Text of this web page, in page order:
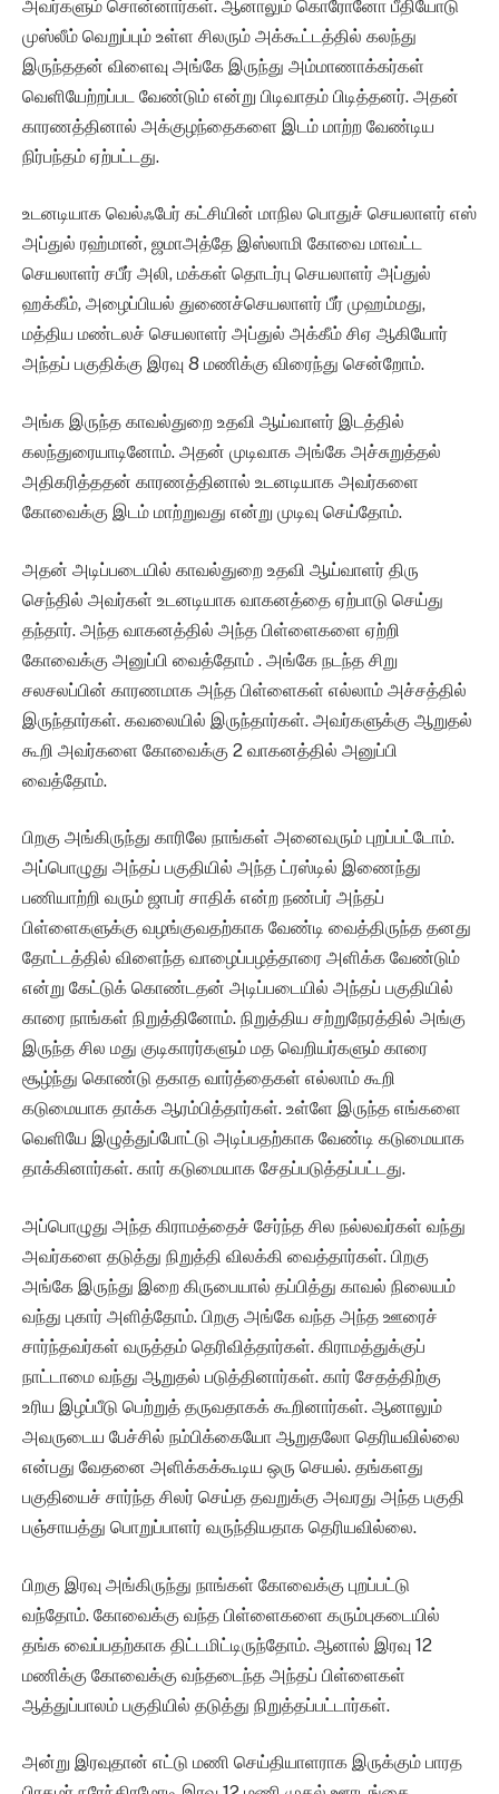
அவர்களும் சொன்னார்கள். ஆனாலும் கொரோனோ பீதியோடு
முஸ்லீம் வெறுப்பும் உள்ள சிலரும் அக்கூட்டத்தில் கலந்து
இருந்ததன் விளைவு அங்கே இருந்து அம்மாணாக்கர்கள்
வெளியேற்றப்பட வேண்டும் என்று பிடிவாதம் பிடித்தனர். அதன்
காரணத்தினால் அக்குழந்தைகளை இடம் மாற்ற வேண்டிய
நிர்பந்தம் ஏற்பட்டது.
உடனடியாக வெல்ஃபேர் கட்சியின் மாநில பொதுச் செயலாளர் எஸ்
அப்துல் ரஹ்மான், ஜமாஅத்தே இஸ்லாமி கோவை மாவட்ட
செயலாளர் சபீர் அலி, மக்கள் தொடர்பு செயலாளர் அப்துல்
ஹக்கீம், அழைப்பியல் துணைச்செயலாளர் பீர் முஹம்மது,
மத்திய மண்டலச் செயலாளர் அப்துல் அக்கீம் சிஏ ஆகியோர்
அந்தப் பகுதிக்கு இரவு 8 மணிக்கு விரைந்து சென்றோம்.
அங்க இருந்த காவல்துறை உதவி ஆய்வாளர் இடத்தில்
கலந்துரையாடினோம். அதன் முடிவாக அங்கே அச்சுறுத்தல்
அதிகரித்ததன் காரணத்தினால் உடனடியாக அவர்களை
கோவைக்கு இடம் மாற்றுவது என்று முடிவு செய்தோம்.
அதன் அடிப்படையில் காவல்துறை உதவி ஆய்வாளர் திரு
செந்தில் அவர்கள் உடனடியாக வாகனத்தை ஏற்பாடு செய்து
தந்தார். அந்த வாகனத்தில் அந்த பிள்ளைகளை ஏற்றி
கோவைக்கு அனுப்பி வைத்தோம் . அங்கே நடந்த சிறு
சலசலப்பின் காரணமாக அந்த பிள்ளைகள் எல்லாம் அச்சத்தில்
இருந்தார்கள். கவலையில் இருந்தார்கள். அவர்களுக்கு ஆறுதல்
கூறி அவர்களை கோவைக்கு 2 வாகனத்தில் அனுப்பி
வைத்தோம்.
பிறகு அங்கிருந்து காரிலே நாங்கள் அனைவரும் புறப்பட்டோம்.
அப்பொழுது அந்தப் பகுதியில் அந்த ட்ரஸ்டில் இணைந்து
பணியாற்றி வரும் ஜாபர் சாதிக் என்ற நண்பர் அந்தப்
பிள்ளைகளுக்கு வழங்குவதற்காக வேண்டி வைத்திருந்த தனது
தோட்டத்தில் விளைந்த வாழைப்பழத்தாரை அளிக்க வேண்டும்
என்று கேட்டுக் கொண்டதன் அடிப்படையில் அந்தப் பகுதியில்
காரை நாங்கள் நிறுத்தினோம். நிறுத்திய சற்றுநேரத்தில் அங்கு
இருந்த சில மது குடிகாரர்களும் மத வெறியர்களும் காரை
சூழ்ந்து கொண்டு தகாத வார்த்தைகள் எல்லாம் கூறி
கடுமையாக தாக்க ஆரம்பித்தார்கள். உள்ளே இருந்த எங்களை
வெளியே இழுத்துப்போட்டு அடிப்பதற்காக வேண்டி கடுமையாக
தாக்கினார்கள். கார் கடுமையாக சேதப்படுத்தப்பட்டது.
அப்பொழுது அந்த கிராமத்தைச் சேர்ந்த சில நல்லவர்கள் வந்து
அவர்களை தடுத்து நிறுத்தி விலக்கி வைத்தார்கள். பிறகு
அங்கே இருந்து இறை கிருபையால் தப்பித்து காவல் நிலையம்
வந்து புகார் அளித்தோம். பிறகு அங்கே வந்த அந்த ஊரைச்
சார்ந்தவர்கள் வருத்தம் தெரிவித்தார்கள். கிராமத்துக்குப்
நாட்டாமை வந்து ஆறுதல் படுத்தினார்கள். கார் சேதத்திற்கு
உரிய இழப்பீடு பெற்றுத் தருவதாகக் கூறினார்கள். ஆனாலும்
அவருடைய பேச்சில் நம்பிக்கையோ ஆறுதலோ தெரியவில்லை
என்பது வேதனை அளிக்கக்கூடிய ஒரு செயல். தங்களது
பகுதியைச் சார்ந்த சிலர் செய்த தவறுக்கு அவரது அந்த பகுதி
பஞ்சாயத்து பொறுப்பாளர் வருந்தியதாக தெரியவில்லை.
பிறகு இரவு அங்கிருந்து நாங்கள் கோவைக்கு புறப்பட்டு
வந்தோம். கோவைக்கு வந்த பிள்ளைகளை கரும்புகடையில்
தங்க வைப்பதற்காக திட்டமிட்டிருந்தோம். ஆனால் இரவு 12
மணிக்கு கோவைக்கு வந்தடைந்த அந்தப் பிள்ளைகள்
ஆத்துப்பாலம் பகுதியில் தடுத்து நிறுத்தப்பட்டார்கள்.
அன்று இரவுதான் எட்டு மணி செய்தியாளராக இருக்கும் பாரத